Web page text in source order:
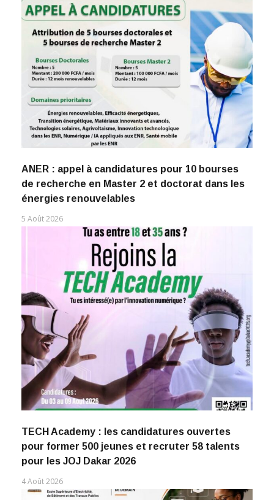
ANER : appel à candidatures pour 10 bourses
de recherche en Master 2 et doctorat dans les
énergies renouvelables
5 Août 2026
TECH Academy : les candidatures ouvertes
pour former 500 jeunes et recruter 58 talents
pour les JOJ Dakar 2026
4 Août 2026